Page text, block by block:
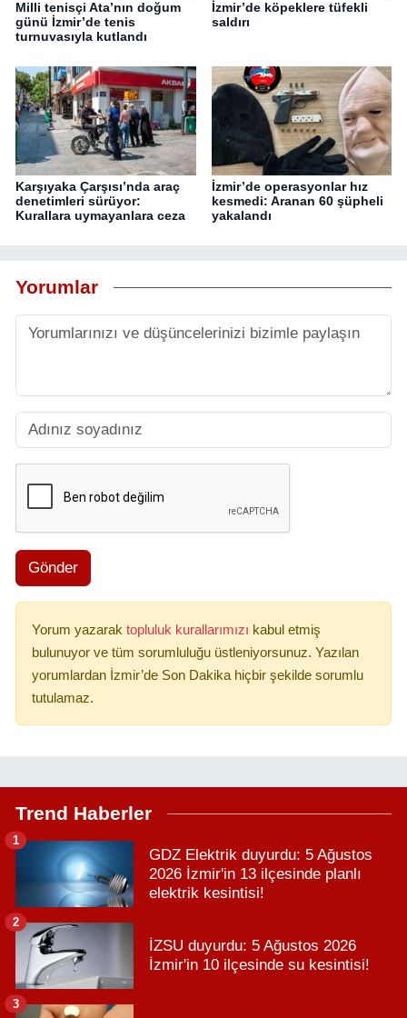
Milli tenisçi Ata’nın doğum
günü İzmir’de tenis
turnuvasıyla kutlandı
İzmir’de köpeklere tüfekli
saldırı
Karşıyaka Çarşısı’nda araç
denetimleri sürüyor:
Kurallara uymayanlara ceza
İzmir’de operasyonlar hız
kesmedi: Aranan 60 şüpheli
yakalandı
Yorumlar
Gönder
Yorum yazarak topluluk kurallarımızı kabul etmiş
bulunuyor ve tüm sorumluluğu üstleniyorsunuz. Yazılan
yorumlardan İzmir’de Son Dakika hiçbir şekilde sorumlu
tutulamaz.
Trend Haberler
GDZ Elektrik duyurdu: 5 Ağustos
2026 İzmir'in 13 ilçesinde planlı
elektrik kesintisi!
1
İZSU duyurdu: 5 Ağustos 2026
İzmir'in 10 ilçesinde su kesintisi!
2
3